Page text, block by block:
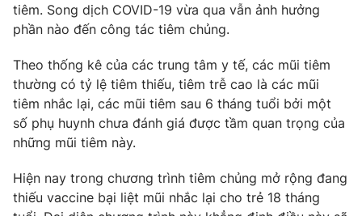
® Cấm sao chép dưới mọi hình thức nếu không có sự chấp
tiêm. Song dịch COVID-19 vừa qua vẫn ảnh hưởng
phần nào đến công tác tiêm chủng.
Theo thống kê của các trung tâm y tế, các mũi tiêm
thường có tỷ lệ tiêm thiếu, tiêm trễ cao là các mũi
tiêm nhắc lại, các mũi tiêm sau 6 tháng tuổi bởi một
số phụ huynh chưa đánh giá được tầm quan trọng của
những mũi tiêm này.
Hiện nay trong chương trình tiêm chủng mở rộng đang
thiếu vaccine bại liệt mũi nhắc lại cho trẻ 18 tháng